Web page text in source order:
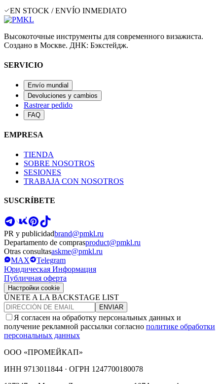
EN STOCK / ENVÍO INMEDIATO
Высокоточные инструменты для современного визажиста.
Создано в Москве. ДНК: Бэкстейдж.
SERVICIO
Envío mundial
Devoluciones y cambios
Rastrear pedido
FAQ
EMPRESA
TIENDA
SOBRE NOSOTROS
SESIONES
TRABAJA CON NOSOTROS
SUSCRÍBETE
PR y publicidadbrand@pmkl.ru
Departamento de comprasproduct@pmkl.ru
Otras consultasaskme@pmkl.ru
MAX
Telegram
Юридическая Информация
Публичная оферта
Настройки cookie
ÚNETE A LA BACKSTAGE LIST
ENVIAR
Я согласен на обработку персональных данных и
получение рекламной рассылки согласно политике обработки
персональных данных
ООО «ПРОМЕЙКАП»
ИНН 9713011844 · ОГРН 1247700180078